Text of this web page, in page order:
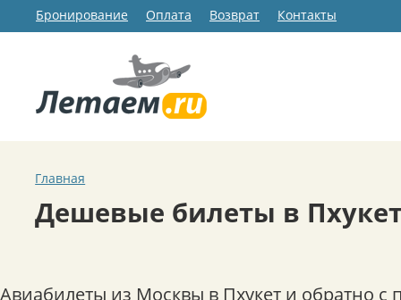
Бронирование Оплата Возврат Контакты
Главная
Дешевые билеты в
Авиабилеты из Москвы в Пхукет и обратно с